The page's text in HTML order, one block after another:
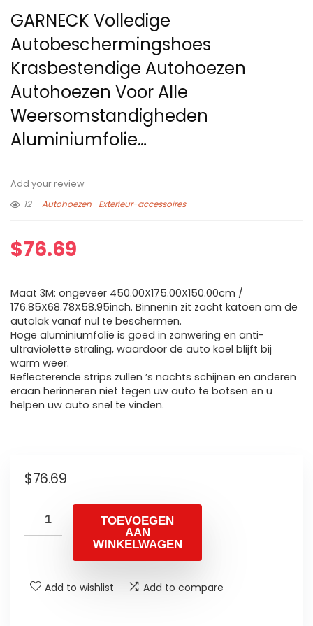
GARNECK Volledige
Autobeschermingshoes
Krasbestendige Autohoezen
Autohoezen Voor Alle
Weersomstandigheden
Aluminiumfolie…
Add your review
12
Autohoezen Exterieur-accessoires
$76.69
Maat 3M: ongeveer 450.00X175.00X150.00cm /
176.85X68.78X58.95inch. Binnenin zit zacht katoen om de
autolak vanaf nul te beschermen.
Hoge aluminiumfolie is goed in zonwering en anti-
ultraviolette straling, waardoor de auto koel blijft bij
warm weer.
Reflecterende strips zullen ’s nachts schijnen en anderen
eraan herinneren niet tegen uw auto te botsen en u
helpen uw auto snel te vinden.
$76.69
TOEVOEGEN
AAN
WINKELWAGEN
Add to wishlist Add to compare